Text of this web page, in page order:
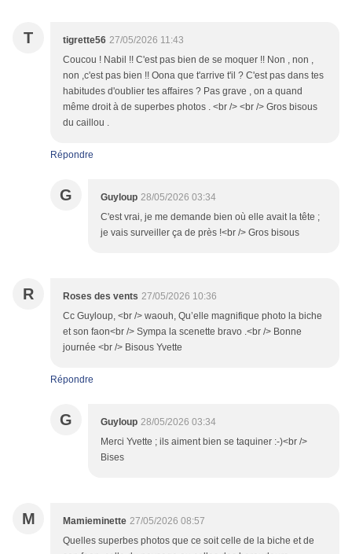
T tigrette56 27/05/2026 11:43
Coucou ! Nabil !! C'est pas bien de se moquer !! Non , non ,
non ,c'est pas bien !! Oona que t'arrive t'il ? C'est pas dans tes
habitudes d'oublier tes affaires ? Pas grave , on a quand
même droit à de superbes photos . <br /> <br /> Gros bisous
du caillou .
Répondre
G Guyloup 28/05/2026 03:34
C'est vrai, je me demande bien où elle avait la tête ;
je vais surveiller ça de près !<br /> Gros bisous
R Roses des vents 27/05/2026 10:36
Cc Guyloup, <br /> waouh, Qu’elle magnifique photo la biche
et son faon<br /> Sympa la scenette bravo .<br /> Bonne
journée <br /> Bisous Yvette
Répondre
G Guyloup 28/05/2026 03:34
Merci Yvette ; ils aiment bien se taquiner :-)<br />
Bises
M Mamieminette 27/05/2026 08:57
Quelles superbes photos que ce soit celle de la biche et de